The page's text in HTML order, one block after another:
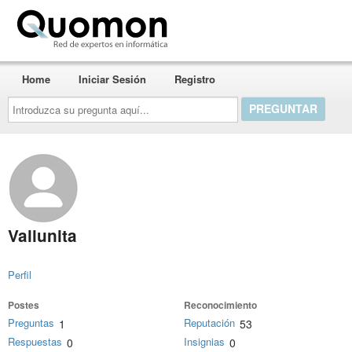
Introduzca
su
pregunta
aquí...
Home Iniciar Sesión Registro
Vallunita
Perfil
Postes
Preguntas 1
Respuestas 0
Reconocimiento
Reputación 53
Insignias 0